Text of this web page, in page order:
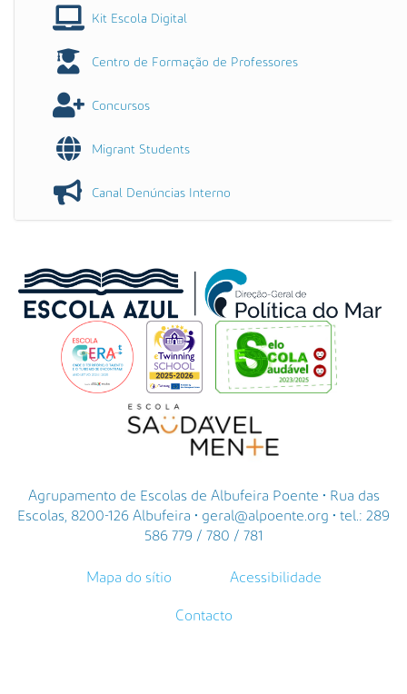
Kit Escola Digital
Centro de Formação de Professores
Concursos
Migrant Students
Canal Denúncias Interno
Agrupamento de Escolas de Albufeira Poente • Rua das
Escolas, 8200-126 Albufeira • geral@alpoente.org • tel.: 289
586 779 / 780 / 781
Mapa do sítio Acessibilidade
Contacto